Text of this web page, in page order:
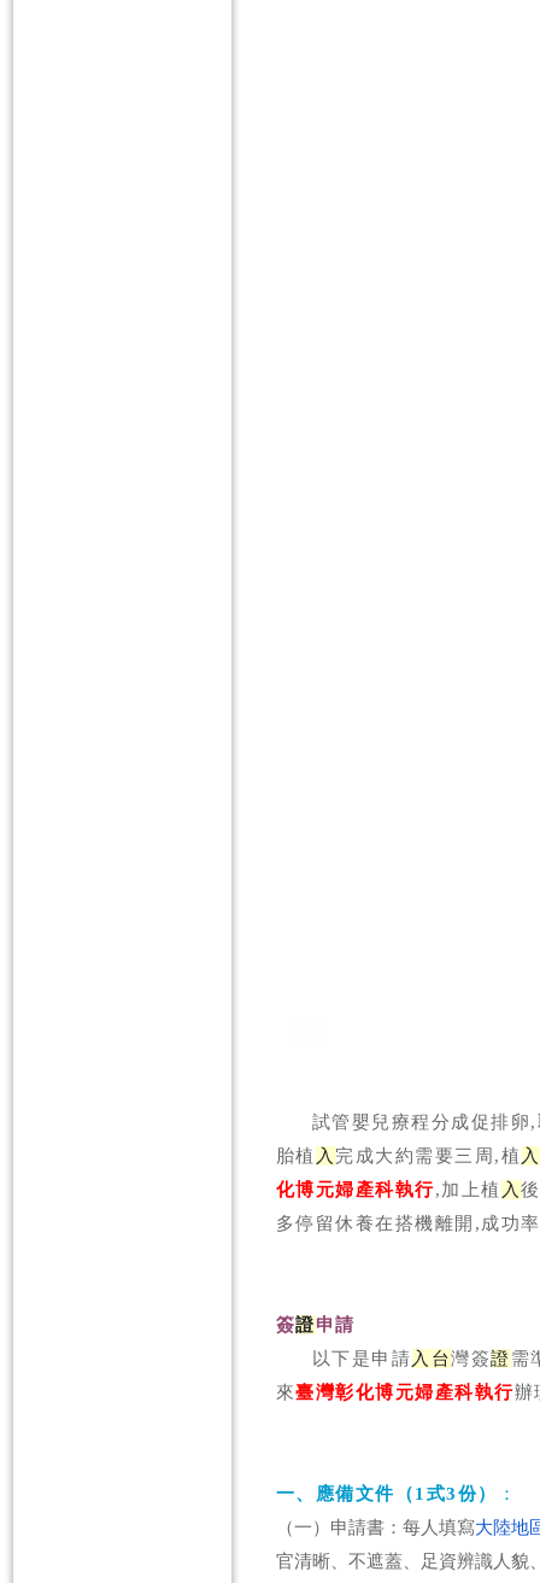
試管嬰兒療程分成促排卵
胎植 入 完成大約需要三周,植 入
化博元婦產科執行,加上植 入
多停留休養在搭機離開,成功
簽證申請
以下是申請 入 台灣簽證需
來臺灣彰化博元婦產科執行辦
一、應備文件（1式3份）
：
（一）申請書：每人填寫大陸地
官清晰、不遮蓋、足資辨識人貌